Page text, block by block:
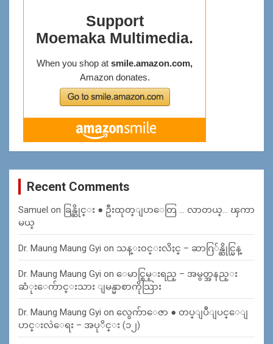
Recent Comments
Samuel on ခြန္ဆိုင္း ● ဦးထုတ္ျပာေတြ … လာတယ္… ၾကာ
မယ္
Dr. Maung Maung Gyi on သန္း၀င္းလိႈင္ – ဆာဂြ်န္ဆိုင္မြန္
Dr. Maung Maung Gyi on ေမာင္စြမ္းရည္ – အမွတ္အနည္း
ဆံုးေက်ာင္းသား ျမန္မာစာကိုသြား
Dr. Maung Maung Gyi on လွေက်ာေဇာ ● တပ္ျပဳျပင္ေျ
ပာင္းလဲေရး – အပုိင္း (၁၂)